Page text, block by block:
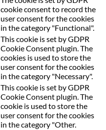
cookie consent to record the
user consent for the cookies
in the category "Functional".
This cookie is set by GDPR
Cookie Consent plugin. The
cookies is used to store the
user consent for the cookies
in the category "Necessary".
This cookie is set by GDPR
Cookie Consent plugin. The
cookie is used to store the
user consent for the cookies
in the category "Other.